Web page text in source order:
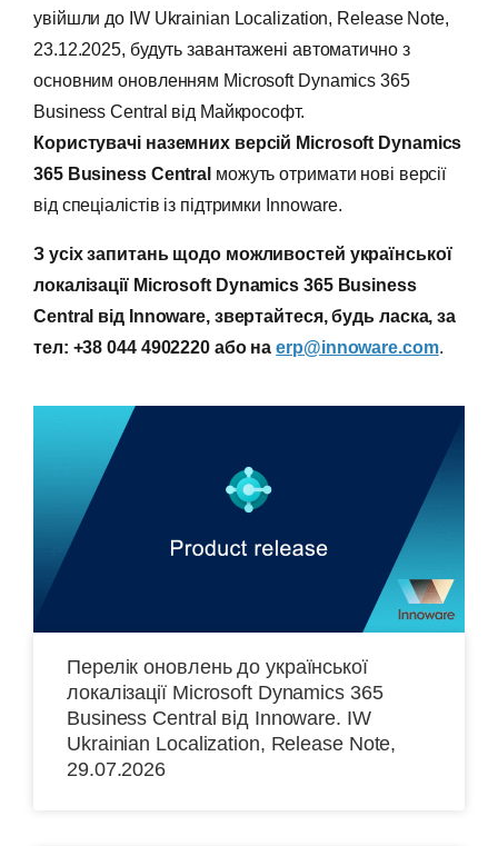
увійшли до IW Ukrainian Localization, Release Note,
23.12.2025, будуть завантажені автоматично з
основним оновленням Microsoft Dynamics 365
Business Central від Майкрософт.
Користувачі наземних версій Microsoft Dynamics
365 Business Central можуть отримати нові версії
від спеціалістів із підтримки Innoware.
З усіх запитань щодо можливостей української
локалізації Microsoft Dynamics 365 Business
Central від Innoware, звертайтеся, будь ласка, за
тел: +38 044 4902220 або наerp@innoware.com.
Перелік оновлень до української
локалізації Microsoft Dynamics 365
Business Central від Іnnoware. IW
Ukrainian Localization, Release Note,
29.07.2026